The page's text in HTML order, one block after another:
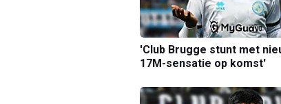
'Club Brugge stunt met
17M-sensatie op komst'